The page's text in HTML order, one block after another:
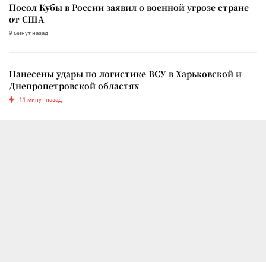
Посол Кубы в России заявил о военной угрозе стране
от США
9 минут назад
Нанесены удары по логистике ВСУ в Харьковской и
Днепропетровской областях
11 минут назад